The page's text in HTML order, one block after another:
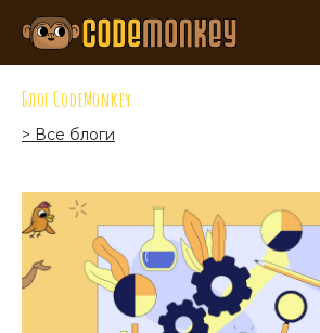
Блог CodeMonkey
> Все блоги